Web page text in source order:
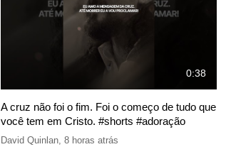
0:38
A cruz não foi o fim. Foi o começo de tudo que
você tem em Cristo. #shorts #adoração
David Quinlan, 8 horas atrás